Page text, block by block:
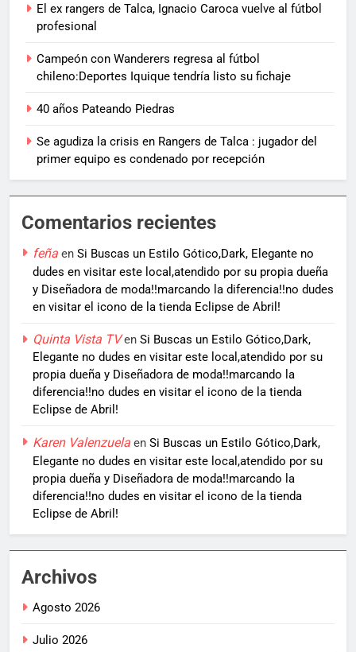
El ex rangers de Talca, Ignacio Caroca vuelve al fútbol
profesional
Campeón con Wanderers regresa al fútbol
chileno:Deportes Iquique tendría listo su fichaje
40 años Pateando Piedras
Se agudiza la crisis en Rangers de Talca : jugador del
primer equipo es condenado por recepción
Comentarios recientes
feña en Si Buscas un Estilo Gótico,Dark, Elegante no
dudes en visitar este local,atendido por su propia dueña
y Diseñadora de moda!!marcando la diferencia!!no dudes
en visitar el icono de la tienda Eclipse de Abril!
Quinta Vista TVen Si Buscas un Estilo Gótico,Dark,
Elegante no dudes en visitar este local,atendido por su
propia dueña y Diseñadora de moda!!marcando la
diferencia!!no dudes en visitar el icono de la tienda
Eclipse de Abril!
Karen Valenzuela en Si Buscas un Estilo Gótico,Dark,
Elegante no dudes en visitar este local,atendido por su
propia dueña y Diseñadora de moda!!marcando la
diferencia!!no dudes en visitar el icono de la tienda
Eclipse de Abril!
Archivos
Agosto 2026
Julio 2026